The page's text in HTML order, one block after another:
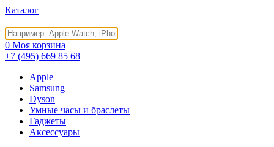
Каталог
0 Моя корзина
+7 (495) 669 85 68
Apple
Samsung
Dyson
Умные часы и браслеты
Гаджеты
Аксессуары